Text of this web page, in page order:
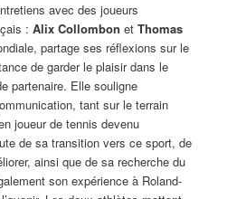
avec des joueurs
:Alix Collombon etThomas
partage ses réflexions sur le
de garder le plaisir dans le
partenaire. Elle souligne
tant sur le terrain
joueur de tennis devenu
de sa transition vers ce sport, de
ainsi que de sa recherche du
son expérience à Roland-